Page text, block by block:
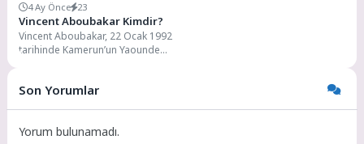
4 Ay Önce 23
Vincent Aboubakar Kimdir?
Vincent Aboubakar, 22 Ocak 1992
tarihinde Kamerun’un Yaounde
Son Yorumlar
Yorum bulunamadı.